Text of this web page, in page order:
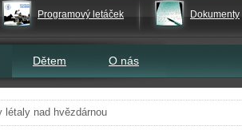
Programový letáček Dokumenty
Dětem O nás
létaly nad hvězdárnou